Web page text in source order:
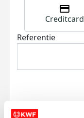
Creditcard
Referentie